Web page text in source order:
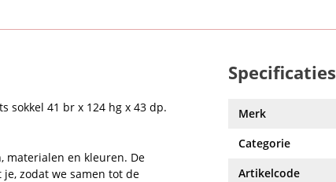
sokkel 41 br x 124 hg x 43 dp.
materialen en kleuren. De
zodat we samen tot de
Specificaties
Merk
Categorie
Artikelcode